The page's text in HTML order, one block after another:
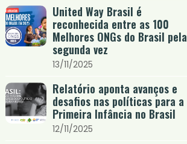
United Way Brasil é
reconhecida entre as 100
Melhores ONGs do Brasil pela
segunda vez
13/11/2025
Relatório aponta avanços e
desafios nas políticas para a
Primeira Infância no Brasil
12/11/2025